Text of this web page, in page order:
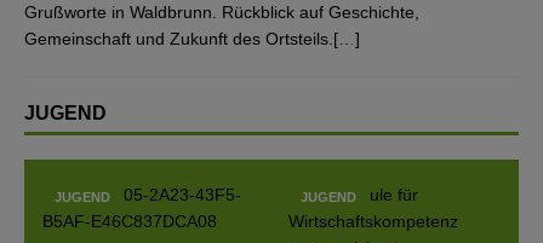
Grußworte in Waldbrunn. Rückblick auf Geschichte,
Gemeinschaft und Zukunft des Ortsteils.[…]
JUGEND
JUGEND JUGEND